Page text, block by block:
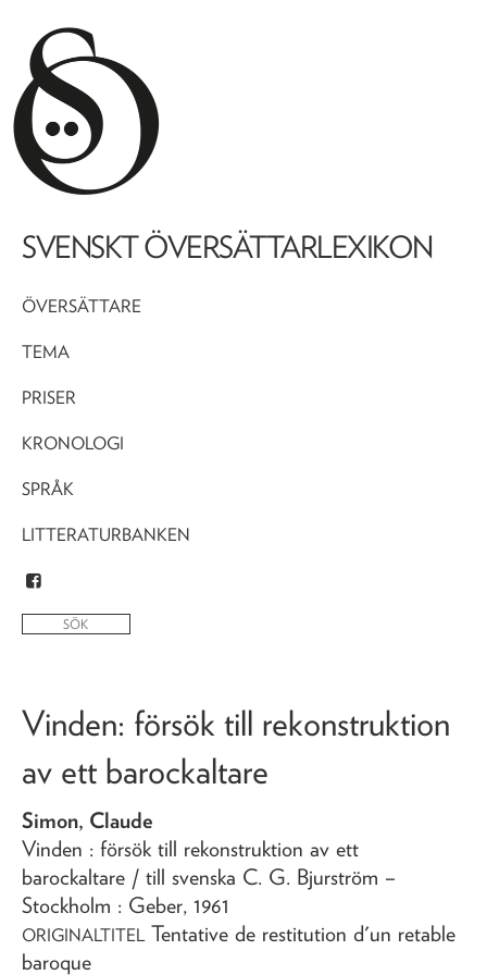
SVENSKT ÖVERSÄTTARLEXIKON
ÖVERSÄTTARE
TEMA
PRISER
KRONOLOGI
SPRÅK
LITTERATURBANKEN
Vinden: försök till rekonstruktion
av ett barockaltare
Simon, Claude
Vinden : försök till rekonstruktion av ett
barockaltare / till svenska C. G. Bjurström –
Stockholm : Geber, 1961
ORIGINALTITEL Tentative de restitution d'un retable
baroque